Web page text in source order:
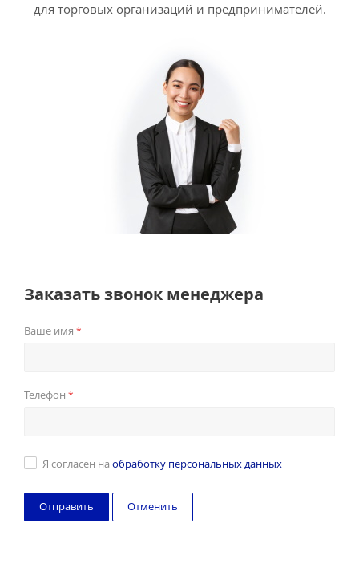
для торговых организаций и предпринимателей.
Заказать звонок менеджера
Ваше имя *
Телефон *
Я согласен на обработку персональных данных
Отменить